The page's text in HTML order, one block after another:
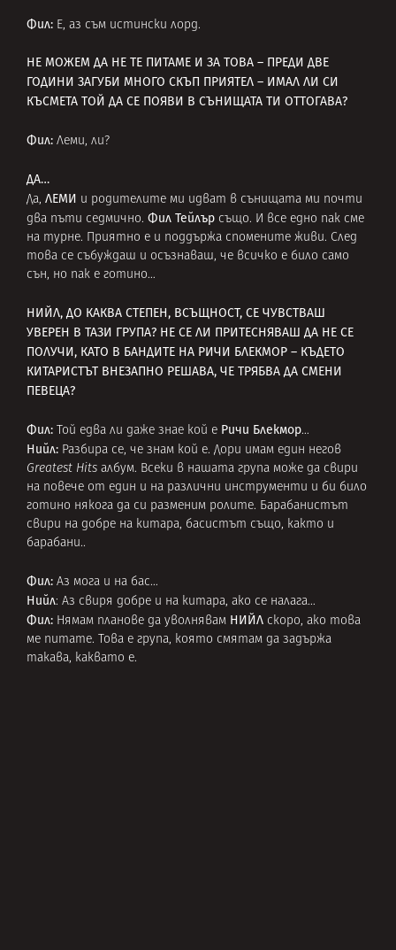
Фил: Е, аз съм истински лорд.
НЕ МОЖЕМ ДА НЕ ТЕ ПИТАМЕ И ЗА ТОВА – ПРЕДИ ДВЕ
ГОДИНИ ЗАГУБИ МНОГО СКЪП ПРИЯТЕЛ – ИМАЛ ЛИ СИ
КЪСМЕТА ТОЙ ДА СЕ ПОЯВИ В СЪНИЩАТА ТИ ОТТОГАВА?
Фил: Леми, ли?
ДА…
Да, ЛЕМИ и родителите ми идват в сънищата ми почти
два пъти седмично. Фил Тейлър също. И все едно пак сме
на турне. Приятно е и поддържа спомените живи. След
това се събуждаш и осъзнаваш, че всичко е било само
сън, но пак е готино…
НИЙЛ, ДО КАКВА СТЕПЕН, ВСЪЩНОСТ, СЕ ЧУВСТВАШ
УВЕРЕН В ТАЗИ ГРУПА? НЕ СЕ ЛИ ПРИТЕСНЯВАШ ДА НЕ СЕ
ПОЛУЧИ, КАТО В БАНДИТЕ НА РИЧИ БЛЕКМОР – КЪДЕТО
КИТАРИСТЪТ ВНЕЗАПНО РЕШАВА, ЧЕ ТРЯБВА ДА СМЕНИ
ПЕВЕЦА?
Фил: Той едва ли даже знае кой е Ричи Блекмор…
Нийл: Разбира се, че знам кой е. Дори имам един негов
Greatest Hits албум. Всеки в нашата група може да свири
на повече от един и на различни инструменти и би било
готино някога да си разменим ролите. Барабанистът
свири на добре на китара, басистът също, както и
барабани..
Фил: Аз мога и на бас…
Нийл: Аз свиря добре и на китара, ако се налага…
Фил: Нямам планове да уволнявам НИЙЛ скоро, ако това
ме питате. Това е група, която смятам да задържа
такава, каквато е.